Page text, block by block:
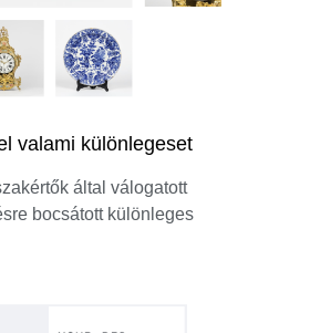
valami különlegeset
által válogatott
bocsátott különleges